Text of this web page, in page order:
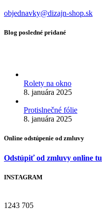
objednavky@dizajn-shop.sk
Blog posledné pridané
Rolety na okno
8. januára 2025
Protislnečné fólie
8. januára 2025
Online odstúpenie od zmluvy
Odstúpiť od zmluvy online tu
INSTAGRAM
1243 705